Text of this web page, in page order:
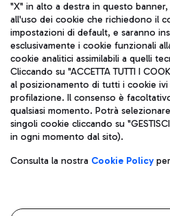
Aeroporti di Roma S.p.A. - Società
coordinamento di Mundys S.p.A.
Codice fiscale e Registro delle
IVA 06572251004
Capitale sociale 62.224.743,00 int.
Sede legale: Via Pier Paolo
telefono +39 06 65951
Privacy policy
Roma
"X" in alto a destra in questo
all'uso dei cookie che richiedono il
impostazioni di default, e saranno
esclusivamente i cookie funzionali
cookie analitici assimilabili a quelli
Cliccando su "ACCETTA TUTTI I
al posizionamento di tutti i cookie
profilazione. Il consenso è
qualsiasi momento. Potrà
singoli cookie cliccando su
in ogni momento dal sito).
Consulta la nostra Cookie Policy